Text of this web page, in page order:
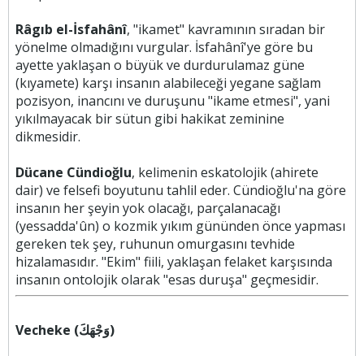
Râgıb el-İsfahânî, "ikamet" kavramının sıradan bir
yönelme olmadığını vurgular. İsfahânî'ye göre bu
ayette yaklaşan o büyük ve durdurulamaz güne
(kıyamete) karşı insanın alabileceği yegane sağlam
pozisyon, inancını ve duruşunu "ikame etmesi", yani
yıkılmayacak bir sütun gibi hakikat zeminine
dikmesidir.
Dücane Cündioğlu, kelimenin eskatolojik (ahirete
dair) ve felsefi boyutunu tahlil eder. Cündioğlu'na göre
insanın her şeyin yok olacağı, parçalanacağı
(yessadda'ûn) o kozmik yıkım gününden önce yapması
gereken tek şey, ruhunun omurgasını tevhide
hizalamasıdır. "Ekim" fiili, yaklaşan felaket karşısında
insanın ontolojik olarak "esas duruşa" geçmesidir.
Vecheke (وَجْهَكَ)